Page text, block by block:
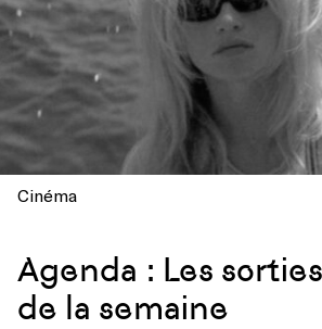
Cinéma
Agenda : Les
de la semaine